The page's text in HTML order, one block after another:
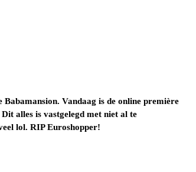
Vandaag is de online première
alles is vastgelegd met niet al te
lol. RIP Euroshopper!